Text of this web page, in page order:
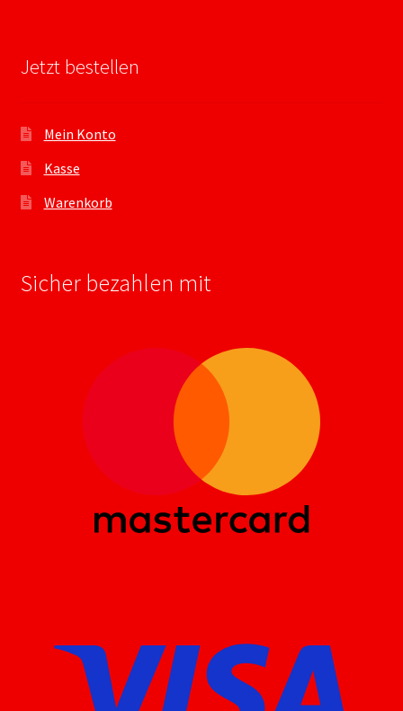
Jetzt bestellen
Mein Konto
Kasse
Warenkorb
Sicher bezahlen mit